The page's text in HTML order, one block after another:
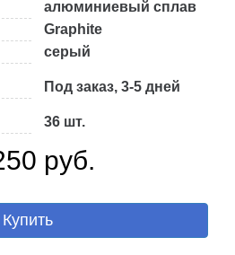
алюминиевый сплав
Graphite
серый
Под заказ, 3-5 дней
36 шт.
руб.